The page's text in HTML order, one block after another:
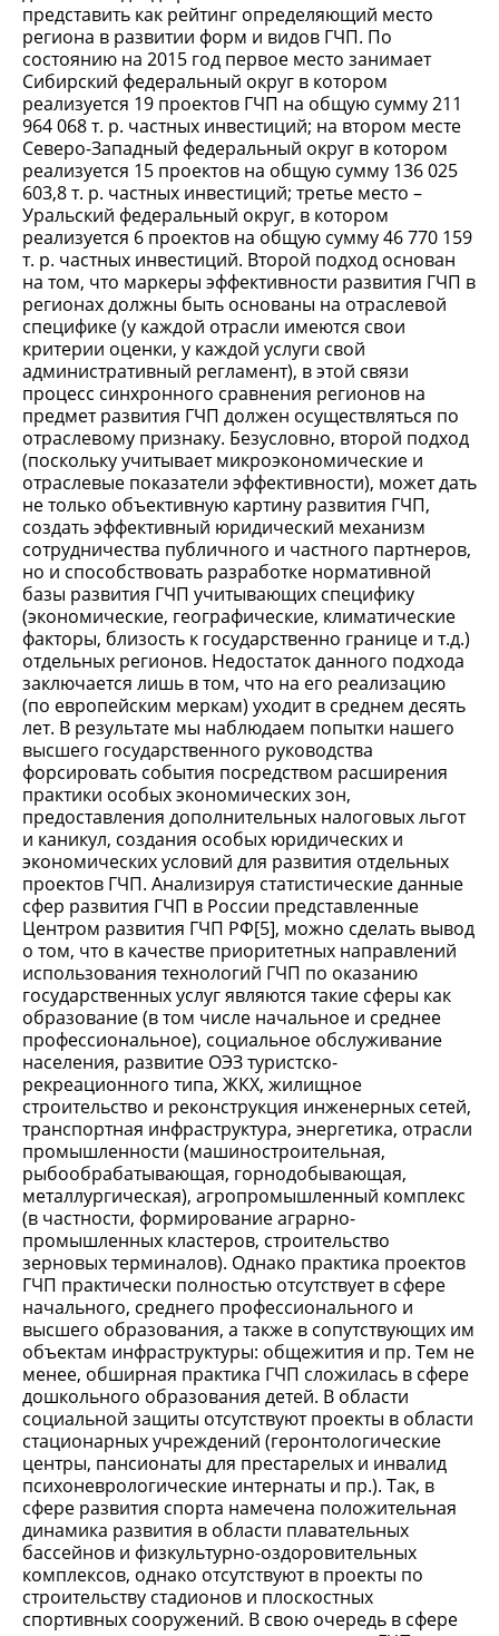
представить как рейтинг определяющий место
региона в развитии форм и видов ГЧП. По
состоянию на 2015 год первое место занимает
Сибирский федеральный округ в котором
реализуется 19 проектов ГЧП на общую сумму 211
964 068 т. р. частных инвестиций; на втором месте
Северо-Западный федеральный округ в котором
реализуется 15 проектов на общую сумму 136 025
603,8 т. р. частных инвестиций; третье место –
Уральский федеральный округ, в котором
реализуется 6 проектов на общую сумму 46 770 159
т. р. частных инвестиций. Второй подход основан
на том, что маркеры эффективности развития ГЧП в
регионах должны быть основаны на отраслевой
специфике (у каждой отрасли имеются свои
критерии оценки, у каждой услуги свой
административный регламент), в этой связи
процесс синхронного сравнения регионов на
предмет развития ГЧП должен осуществляться по
отраслевому признаку. Безусловно, второй подход
(поскольку учитывает микроэкономические и
отраслевые показатели эффективности), может дать
не только объективную картину развития ГЧП,
создать эффективный юридический механизм
сотрудничества публичного и частного партнеров,
но и способствовать разработке нормативной
базы развития ГЧП учитывающих специфику
(экономические, географические, климатические
факторы, близость к государственно границе и т.д.)
отдельных регионов. Недостаток данного подхода
заключается лишь в том, что на его реализацию
(по европейским меркам) уходит в среднем десять
лет. В результате мы наблюдаем попытки нашего
высшего государственного руководства
форсировать события посредством расширения
практики особых экономических зон,
предоставления дополнительных налоговых льгот
и каникул, создания особых юридических и
экономических условий для развития отдельных
проектов ГЧП. Анализируя статистические данные
сфер развития ГЧП в России представленные
Центром развития ГЧП РФ[5], можно сделать вывод
о том, что в качестве приоритетных направлений
использования технологий ГЧП по оказанию
государственных услуг являются такие сферы как
образование (в том числе начальное и среднее
профессиональное), социальное обслуживание
населения, развитие ОЭЗ туристско-
рекреационного типа, ЖКХ, жилищное
строительство и реконструкция инженерных сетей,
транспортная инфраструктура, энергетика, отрасли
промышленности (машиностроительная,
рыбообрабатывающая, горнодобывающая,
металлургическая), агропромышленный комплекс
(в частности, формирование аграрно-
промышленных кластеров, строительство
зерновых терминалов). Однако практика проектов
ГЧП практически полностью отсутствует в сфере
начального, среднего профессионального и
высшего образования, а также в сопутствующих им
объектам инфраструктуры: общежития и пр. Тем не
менее, обширная практика ГЧП сложилась в сфере
дошкольного образования детей. В области
социальной защиты отсутствуют проекты в области
стационарных учреждений (геронтологические
центры, пансионаты для престарелых и инвалид
психоневрологические интернаты и пр.). Так, в
сфере развития спорта намечена положительная
динамика развития в области плавательных
бассейнов и физкультурно-оздоровительных
комплексов, однако отсутствуют в проекты по
строительству стадионов и плоскостных
спортивных сооружений. В свою очередь в сфере